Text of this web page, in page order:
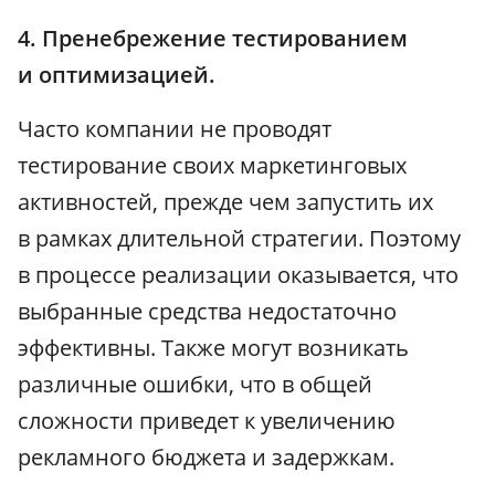
4. Пренебрежение тестированием
и оптимизацией.
Часто компании не проводят
тестирование своих маркетинговых
активностей, прежде чем запустить их
в рамках длительной стратегии. Поэтому
в процессе реализации оказывается, что
выбранные средства недостаточно
эффективны. Также могут возникать
различные ошибки, что в общей
сложности приведет к увеличению
рекламного бюджета и задержкам.